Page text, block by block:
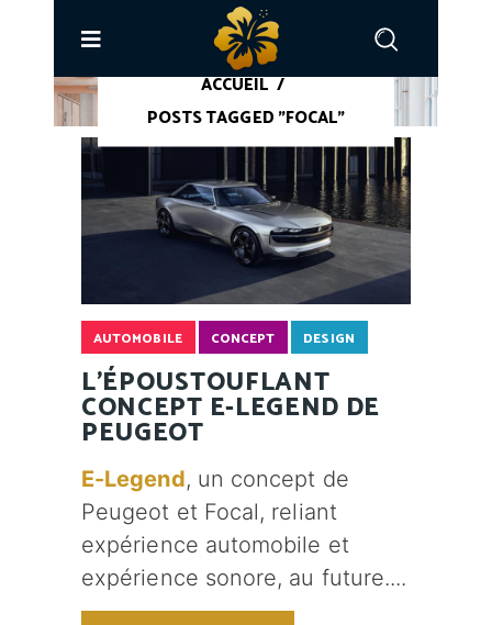
ACCUEIL /
POSTS TAGGED "FOCAL"
AUTOMOBILE CONCEPT DESIGN
L'ÉPOUSTOUFLANT
CONCEPT E-LEGEND DE
PEUGEOT
E-Legend, un concept de
Peugeot et Focal, reliant
expérience automobile et
expérience sonore, au future.